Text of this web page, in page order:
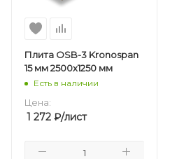
Плита OSB-3 Kronospan
15 мм 2500х1250 мм
Есть в наличии
Цена:
1 272 ₽/лист